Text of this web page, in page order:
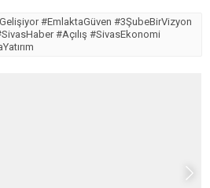
#EmlaktaGüven #3ŞubeBirVizyon
#Açılış #SivasEkonomi